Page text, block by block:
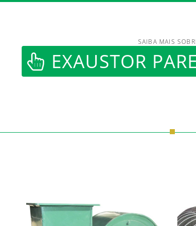
https:// SAIBA MAIS
EXAUSTOR